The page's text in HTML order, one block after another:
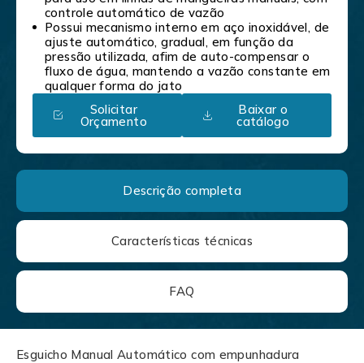
controle automático de vazão
Possui mecanismo interno em aço inoxidável, de
ajuste automático, gradual, em função da
pressão utilizada, afim de auto-compensar o
fluxo de água, mantendo a vazão constante em
qualquer forma do jato
Solicitar
Orçamento
Baixar o
catálogo
Descrição completa
Características técnicas
FAQ
Esguicho Manual Automático com empunhadura